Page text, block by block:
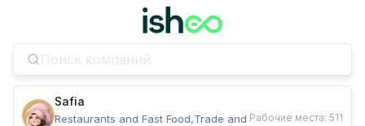
Safia
Restaurants and Fast Food,Trade and Рабочие места: 511